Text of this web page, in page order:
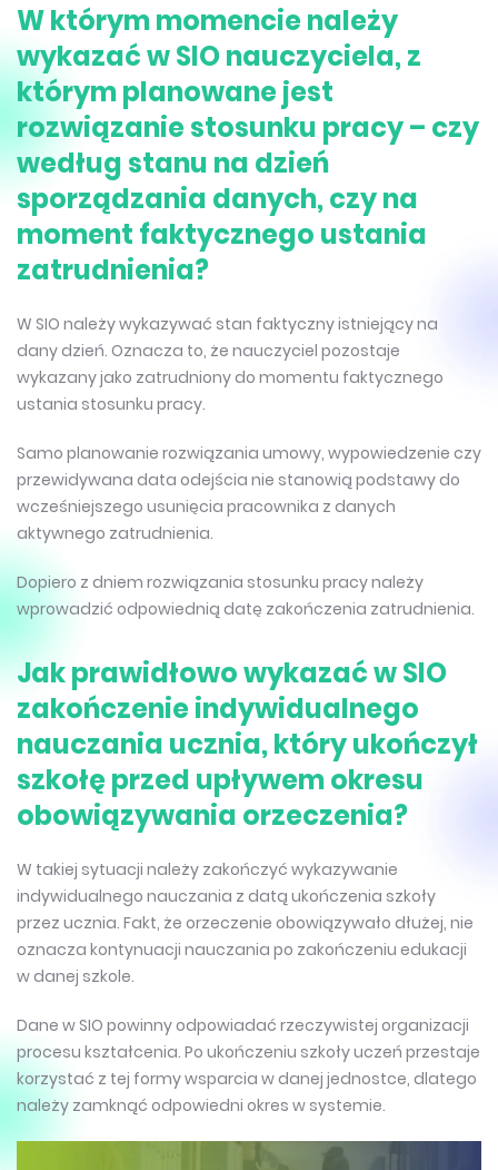
W którym momencie należy
wykazać w SIO nauczyciela, z
którym planowane jest
rozwiązanie stosunku pracy – czy
według stanu na dzień
sporządzania danych, czy na
moment faktycznego ustania
zatrudnienia?
W SIO należy wykazywać stan faktyczny istniejący na
dany dzień. Oznacza to, że nauczyciel pozostaje
wykazany jako zatrudniony do momentu faktycznego
ustania stosunku pracy.
Samo planowanie rozwiązania umowy, wypowiedzenie czy
przewidywana data odejścia nie stanowią podstawy do
wcześniejszego usunięcia pracownika z danych
aktywnego zatrudnienia.
Dopiero z dniem rozwiązania stosunku pracy należy
wprowadzić odpowiednią datę zakończenia zatrudnienia.
Jak prawidłowo wykazać w SIO
zakończenie indywidualnego
nauczania ucznia, który ukończył
szkołę przed upływem okresu
obowiązywania orzeczenia?
W takiej sytuacji należy zakończyć wykazywanie
indywidualnego nauczania z datą ukończenia szkoły
przez ucznia. Fakt, że orzeczenie obowiązywało dłużej, nie
oznacza kontynuacji nauczania po zakończeniu edukacji
w danej szkole.
Dane w SIO powinny odpowiadać rzeczywistej organizacji
procesu kształcenia. Po ukończeniu szkoły uczeń przestaje
korzystać z tej formy wsparcia w danej jednostce, dlatego
należy zamknąć odpowiedni okres w systemie.